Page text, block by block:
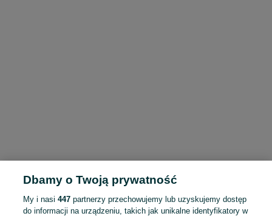
Dbamy o Twoją prywatność
My i nasi447 partnerzy przechowujemy lub uzyskujemy dostęp
do informacji na urządzeniu, takich jak unikalne identyfikatory w